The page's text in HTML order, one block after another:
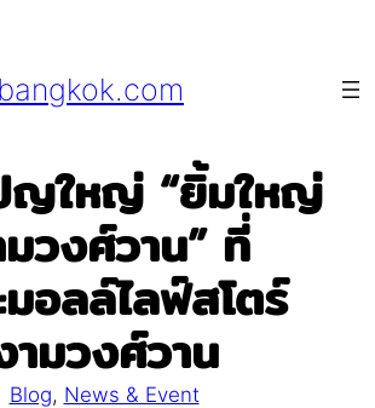
ญใหญ่ “ยิ้มใหญ่
วงศ์วาน” ที่
มอลล์ไลฟ์สโตร์
ามวงศ์วาน
Blog, News & Event